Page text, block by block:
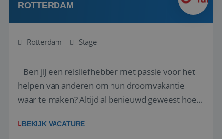
ROTTERDAM
Rotterdam Stage
Ben jij een reisliefhebber met passie voor het
helpen van anderen om hun droomvakantie
waar te maken? Altijd al benieuwd geweest hoe
van de grootste reisorganisaties? Dan is een
BEKIJK VACATURE